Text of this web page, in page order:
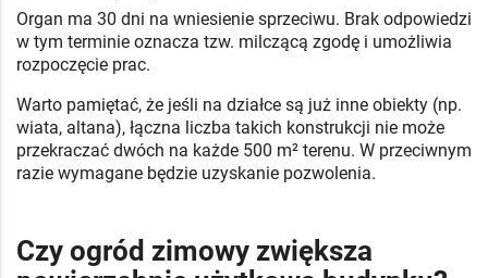
Organ ma 30 dni na wniesienie sprzeciwu. Brak odpowiedzi
w tym terminie oznacza tzw. milczącą zgodę i umożliwia
rozpoczęcie prac.
Warto pamiętać, że jeśli na działce są już inne obiekty (np.
wiata, altana), łączna liczba takich konstrukcji nie może
przekraczać dwóch na każde 500 m² terenu. W przeciwnym
razie wymagane będzie uzyskanie pozwolenia.
Czy ogród zimowy zwiększa